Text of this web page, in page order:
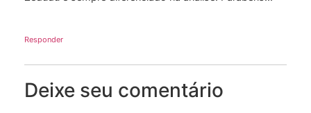
Responder
Deixe seu comentário